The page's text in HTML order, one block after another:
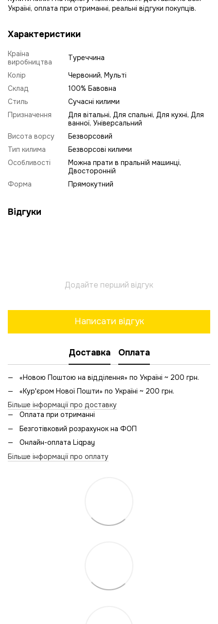
Україні, оплата при отриманні, реальні відгуки покупців.
Характеристики
Країна
виробництва
Туреччина
Колір
Червоний, Мульті
Склад
100% Бавовна
Стиль
Сучасні килими
Призначення
Для вітальні, Для спальні, Для кухні, Для
ванної, Універсальний
Висота ворсу
Безворсовий
Тип килима
Безворсові килими
Особливості
Можна прати в пральній машинці,
Двосторонній
Форма
Прямокутний
Відгуки
Додайте перший відгук
Написати відгук
Доставка Оплата
«Новою Поштою на відділення» по Україні ~ 200 грн.
«Кур'єром Нової Пошти» по Україні ~ 200 грн.
Більше інформації про доставку
Оплата при отриманні
Безготівковий розрахунок на ФОП
Онлайн-оплата Liqpay
Більше інформації про оплату